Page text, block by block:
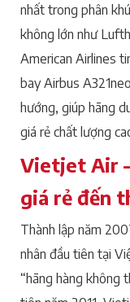
nhất trong phân
không lớn như
American Airlines
bay Airbus
hướng, giúp hãng
giá rẻ chất lượng
Vietjet Air
giá rẻ đến
Thành lập năm
nhân đầu tiên tại
“hãng hàng không